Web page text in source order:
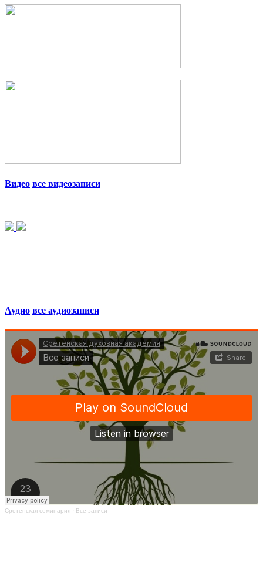
Видео все видеозаписи
Аудио все аудиозаписи
Сретенская семинария · Все записи